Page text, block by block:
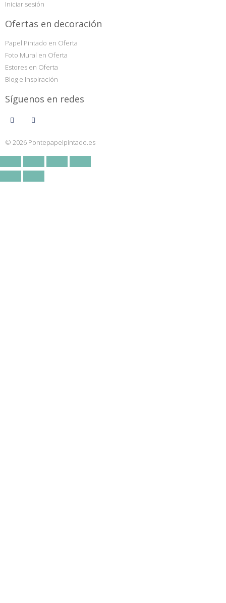
Iniciar sesión
Ofertas en decoración
Papel Pintado en Oferta
Foto Mural en Oferta
Estores en Oferta
Blog e Inspiración
Síguenos en redes
© 2026 Pontepapelpintado.es